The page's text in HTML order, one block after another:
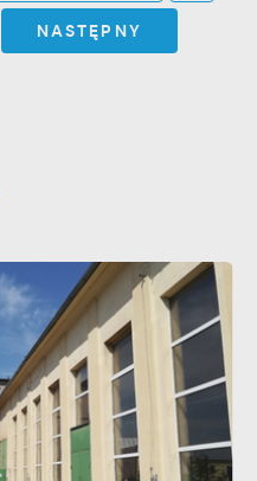
NASTĘPNY